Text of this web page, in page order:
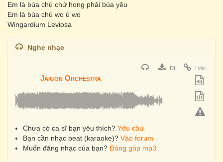
Em là bùa chú chứ hong phải bùa yêu
Em là bùa chú wo ú wo
Wingardium Leviosa
Nghe nhạc
DL Link
Jaigon Orchestra
Chưa có ca sĩ bạn yêu thích? Yêu cầu
Bạn cần nhạc beat (karaoke)? Vào forum
Muốn đăng nhạc của bạn? Đóng góp mp3